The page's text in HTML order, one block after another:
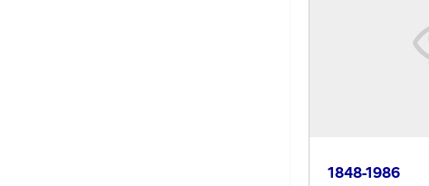
1848-1986